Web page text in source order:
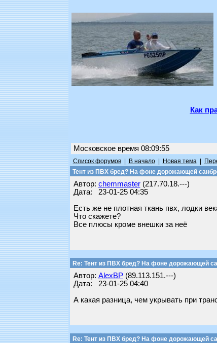
Как
Московское время 08:09:55
Список форумов| В начало| Новая тема|
Тент из ПВХ бред? На фоне дорожающей
Автор: chemmaster(217.70.18.---)
Дата: 23-01-25 04:35
Есть же не плотная ткань пвх, лодки
Что скажете?
Все плюсы кроме внешки за неё
Re: Тент из ПВХ бред? На фоне дорожающей
Автор: AlexBP(89.113.151.---)
Дата: 23-01-25 04:40
А какая разница, чем укрывать при
Re: Тент из ПВХ бред? На фоне дорожающей